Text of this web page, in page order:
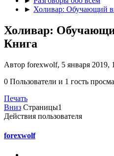
► Холивар: Обучающий
Холивар:
Книга
Автор forexwolf, 5 января 2019,
0 Пользователи и 1 гость
Печать
Вниз Страницы1
Действия пользователя
forexwolf